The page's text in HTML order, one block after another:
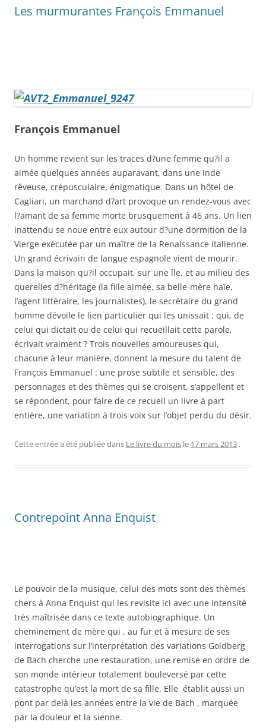
Les murmurantes François Emmanuel
François Emmanuel
Un homme revient sur les traces d?une femme qu?il a
aimée quelques années auparavant, dans une Inde
rêveuse, crépusculaire, énigmatique. Dans un hôtel de
Cagliari, un marchand d?art provoque un rendez-vous avec
l?amant de sa femme morte brusquement à 46 ans. Un lien
inattendu se noue entre eux autour d?une dormition de la
Vierge exécutée par un maître de la Renaissance italienne.
Un grand écrivain de langue espagnole vient de mourir.
Dans la maison qu?il occupait, sur une île, et au milieu des
querelles d?héritage (la fille aimée, sa belle-mère haïe,
l’agent littéraire, les journalistes), le secrétaire du grand
homme dévoile le lien particulier qui les unissait : qui, de
celui qui dictait ou de celui qui recueillait cette parole,
écrivait vraiment ? Trois nouvelles amoureuses qui,
chacune à leur manière, donnent la mesure du talent de
François Emmanuel : une prose subtile et sensible, des
personnages et des thèmes qui se croisent, s’appellent et
se répondent, pour faire de ce recueil un livre à part
entière, une variation à trois voix sur l’objet perdu du désir.
Cette entrée a été publiée dans Le livre du mois le 17 mars 2013 .
Contrepoint Anna Enquist
Le pouvoir de la musique, celui des mots sont des thèmes
chers à Anna Enquist qui les revisite ici avec une intensité
très maîtrisée dans ce texte autobiographique. Un
cheminement de mère qui , au fur et à mesure de ses
interrogations sur l’interprétation des variations Goldberg
de Bach cherche une restauration, une remise en ordre de
son monde intérieur totalement bouleversé par cette
catastrophe qu’est la mort de sa fille. Elle établit aussi un
pont par delà les années entre la vie de Bach , marquée
par la douleur et la sienne.